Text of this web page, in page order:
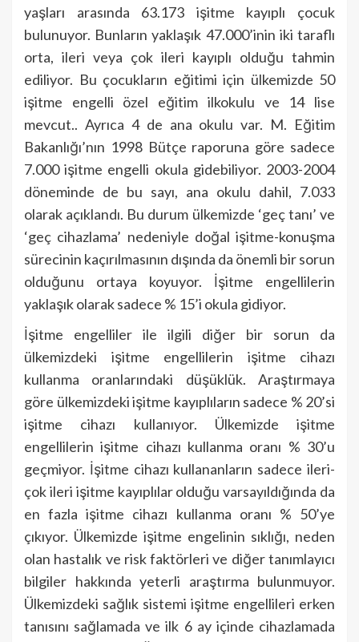
yaşları arasında 63.173 işitme kayıplı çocuk
bulunuyor. Bunların yaklaşık 47.000’inin iki taraflı
orta, ileri veya çok ileri kayıplı olduğu tahmin
ediliyor. Bu çocukların eğitimi için ülkemizde 50
işitme engelli özel eğitim ilkokulu ve 14 lise
mevcut.. Ayrıca 4 de ana okulu var. M. Eğitim
Bakanlığı’nın 1998 Bütçe raporuna göre sadece
7.000 işitme engelli okula gidebiliyor. 2003-2004
döneminde de bu sayı, ana okulu dahil, 7.033
olarak açıklandı. Bu durum ülkemizde ‘geç tanı’ ve
‘geç cihazlama’ nedeniyle doğal işitme-konuşma
sürecinin kaçırılmasının dışında da önemli bir sorun
olduğunu ortaya koyuyor. İşitme engellilerin
yaklaşık olarak sadece % 15’i okula gidiyor.
İşitme engelliler ile ilgili diğer bir sorun da
ülkemizdeki işitme engellilerin işitme cihazı
kullanma oranlarındaki düşüklük. Araştırmaya
göre ülkemizdeki işitme kayıplıların sadece % 20’si
işitme cihazı kullanıyor. Ülkemizde işitme
engellilerin işitme cihazı kullanma oranı % 30’u
geçmiyor. İşitme cihazı kullananların sadece ileri-
çok ileri işitme kayıplılar olduğu varsayıldığında da
en fazla işitme cihazı kullanma oranı % 50’ye
çıkıyor. Ülkemizde işitme engelinin sıklığı, neden
olan hastalık ve risk faktörleri ve diğer tanımlayıcı
bilgiler hakkında yeterli araştırma bulunmuyor.
Ülkemizdeki sağlık sistemi işitme engellileri erken
tanısını sağlamada ve ilk 6 ay içinde cihazlamada